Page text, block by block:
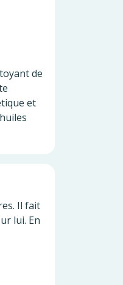
de
et
Il fait
lui. En